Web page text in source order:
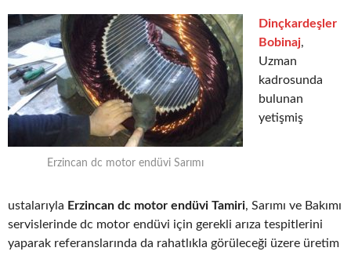
Erzincan dc motor endüvi Sarımı
Dinçkardeşler
Bobinaj,
Uzman
kadrosunda
bulunan
yetişmiş
ustalarıyla Erzincan dc motor endüvi Tamiri, Sarımı ve Bakımı
servislerinde dc motor endüvi için gerekli arıza tespitlerini
yaparak referanslarında da rahatlıkla görüleceği üzere üretim